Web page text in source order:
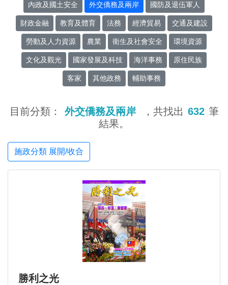
內政及國土安全 外交僑務及兩岸 國防及退伍軍人
財政金融 教育及體育 法務 經濟貿易 交通及建設
勞動及人力資源 農業 衛生及社會安全 環境資源
文化及觀光 國家發展及科技 海洋事務 原住民族
客家 其他政務 輔助事務
目前分類： 外交僑務及兩岸 ，共找出 632 筆
結果。
施政分類 展開/收合
勝利之光